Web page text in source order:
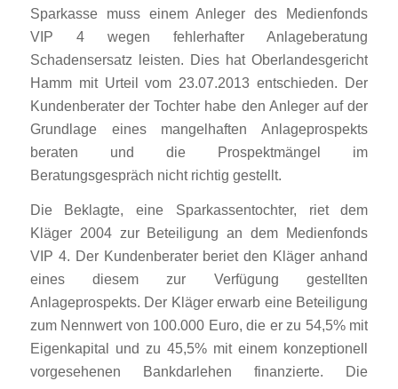
Sparkasse muss einem Anleger des Medienfonds
VIP 4 wegen fehlerhafter Anlageberatung
Schadensersatz leisten. Dies hat Oberlandesgericht
Hamm mit Urteil vom 23.07.2013 entschieden. Der
Kundenberater der Tochter habe den Anleger auf der
Grundlage eines mangelhaften Anlageprospekts
beraten und die Prospektmängel im
Beratungsgespräch nicht richtig gestellt.
Die Beklagte, eine Sparkassentochter, riet dem
Kläger 2004 zur Beteiligung an dem Medienfonds
VIP 4. Der Kundenberater beriet den Kläger anhand
eines diesem zur Verfügung gestellten
Anlageprospekts. Der Kläger erwarb eine Beteiligung
zum Nennwert von 100.000 Euro, die er zu 54,5% mit
Eigenkapital und zu 45,5% mit einem konzeptionell
vorgesehenen Bankdarlehen finanzierte. Die